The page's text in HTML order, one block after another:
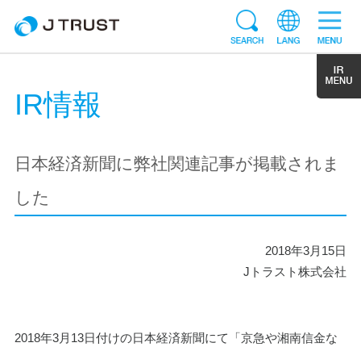
IR情報
日本経済新聞に弊社関連記事が掲載されま
した
2018年3月15日
Jトラスト株式会社
2018年3月13日付けの日本経済新聞にて
「京急や湘南信金な